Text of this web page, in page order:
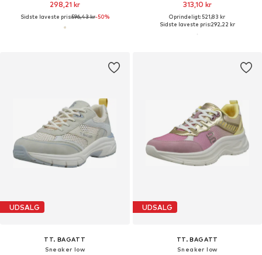
298,21 kr
Sidste laveste pris:596,43 kr-50%
313,10 kr
Oprindeligt: 521,83 kr
Sidste laveste pris:292,22 kr
UDSALG
TT. BAGATT
Sneaker low
UDSALG
TT. BAGATT
Sneaker low